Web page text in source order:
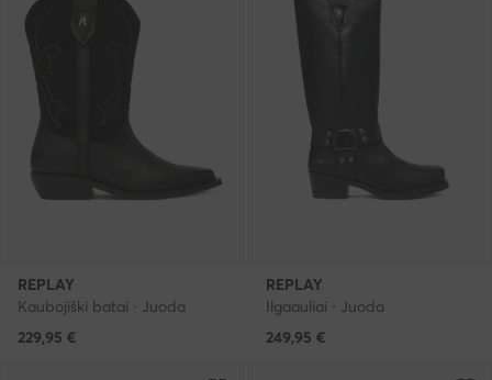
REPLAY
Kaubojiški batai · Juoda
229,95 €
REPLAY
Ilgaauliai · Juoda
249,95 €